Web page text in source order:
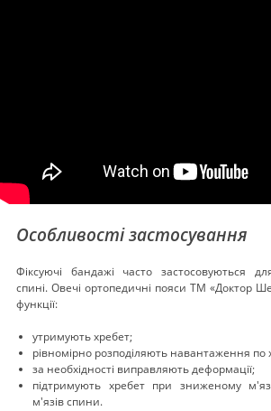
Особливості застосування
Фіксуючі бандажі часто застосовуються
спині. Овечі ортопедичні пояси ТМ «Доктор
функції:
утримують хребет;
рівномірно розподіляють навантаження по
за необхідності виправляють деформації;
підтримують хребет при зниженому
м'язів спини.